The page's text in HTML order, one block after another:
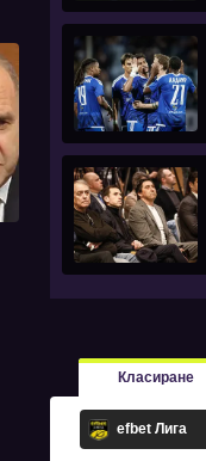
Класиране